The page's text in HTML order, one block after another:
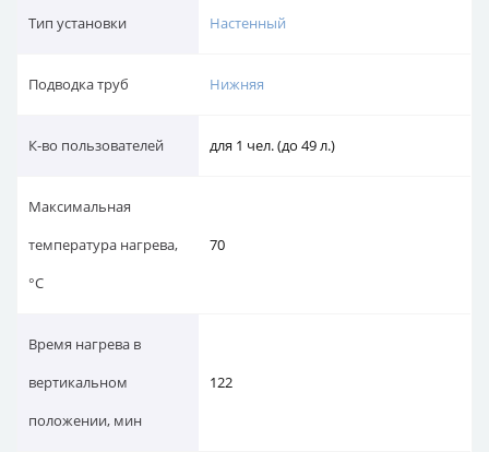
Тип установки Настенный
Подводка труб Нижняя
К-во пользователей для 1 чел. (до 49 л.)
Максимальная
температура нагрева,
°С
70
Время нагрева в
вертикальном
положении, мин
122